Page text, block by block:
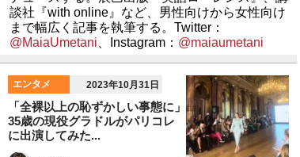
談社『with online』など、男性向けから女性向け
まで幅広く記事を執筆する。Twitter：
@MaiaUmetani 、Instagram： @maiaumetani
エンタメ 2023年10月31日
「全裸以上の恥ずかしい事態に」
35歳の現役グラドルがパリコレ
に出演してみた...